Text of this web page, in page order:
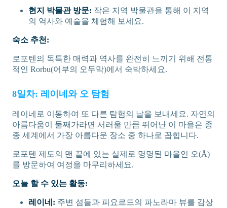
현지 박물관 방문: 작은 지역 박물관을 통해 이 지역
의 역사와 예술을 체험해 보세요.
숙소 추천:
로포텐의 독특한 매력과 역사를 완전히 느끼기 위해 전통
적인 Rorbu(어부의 오두막)에서 숙박하세요.
8일차: 레이네와 오 탐험
레이네로 이동하여 또 다른 탐험의 날을 보내세요. 자연의
아름다움이 둘째가라면 서러울 만큼 뛰어난 이 마을은 종
종 세계에서 가장 아름다운 장소 중 하나로 꼽힙니다.
로포텐 제도의 맨 끝에 있는 실제로 명명된 마을인 오(Å)
를 방문하여 여정을 마무리하세요.
오늘 할 수 있는 활동:
레이네: 주변 섬들과 피요르드의 파노라마 뷰를 감상